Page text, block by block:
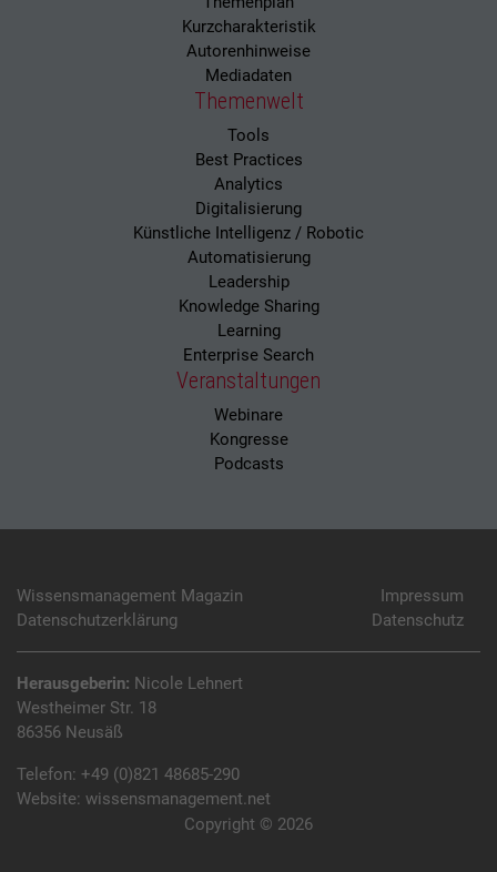
Kurzcharakteristik
Autorenhinweise
Mediadaten
Themenwelt
Tools
Best Practices
Analytics
Digitalisierung
Künstliche Intelligenz / Robotic
Automatisierung
Leadership
Knowledge Sharing
Learning
Enterprise Search
Veranstaltungen
Webinare
Kongresse
Podcasts
Wissensmanagement Magazin
Impressum
Datenschutzerklärung
Datenschutz
Herausgeberin: Nicole Lehnert
Westheimer Str. 18
86356 Neusäß
Telefon: +49 (0)821 48685-290
Website: wissensmanagement.net
Copyright © 2026